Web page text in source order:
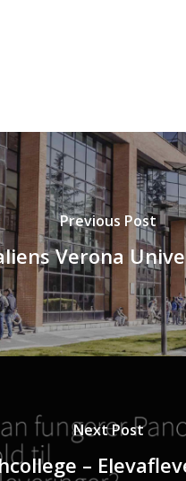
Previous Post
Verona
Next Post
–